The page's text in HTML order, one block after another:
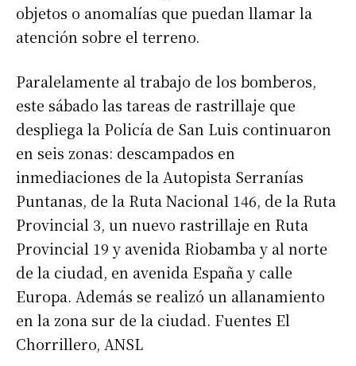
objetos o anomalías que puedan llamar la
atención sobre el terreno.
Paralelamente al trabajo de los bomberos,
este sábado las tareas de rastrillaje que
despliega la Policía de San Luis continuaron
en seis zonas: descampados en
inmediaciones de la Autopista Serranías
Puntanas, de la Ruta Nacional 146, de la Ruta
Provincial 3, un nuevo rastrillaje en Ruta
Provincial 19 y avenida Riobamba y al norte
de la ciudad, en avenida España y calle
Europa. Además se realizó un allanamiento
en la zona sur de la ciudad. Fuentes El
Chorrillero, ANSL